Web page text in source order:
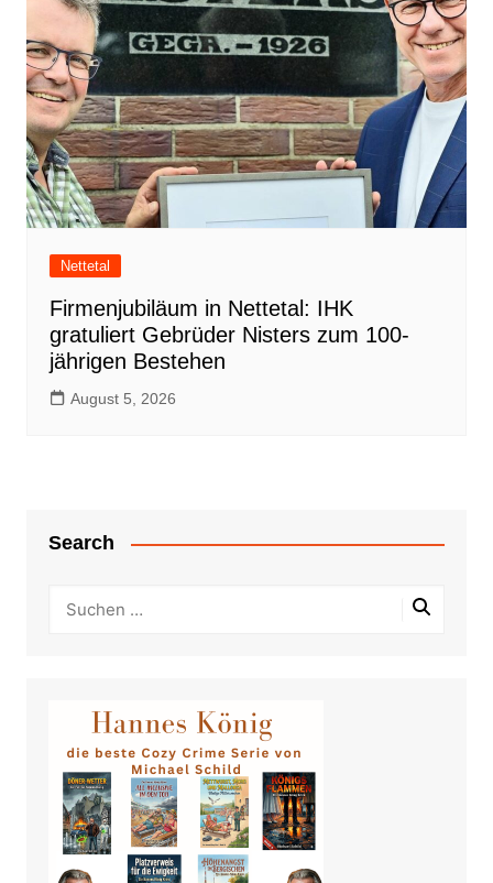
Nettetal
Firmenjubiläum in Nettetal: IHK
gratuliert Gebrüder Nisters zum 100-
jährigen Bestehen
August 5, 2026
Search